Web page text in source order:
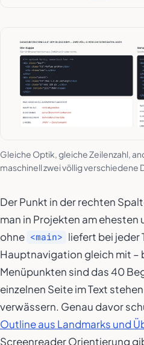
Gleiche Optik, gleiche Zeilenzahl,
maschinell zwei völlig verschiedene
Der Punkt in der rechten
man in Projekten am
ohne <main> liefert bei jeder
Hauptnavigation gleich mit –
Menüpunkten sind das 40
einzelnen Seite im Text
verwässern. Genau davor
Outline aus Landmarks und
Screenreader Orientierung